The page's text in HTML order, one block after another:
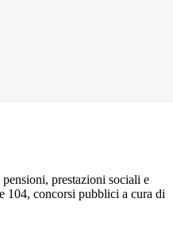
prestazioni sociali e
104, concorsi pubblici a cura di